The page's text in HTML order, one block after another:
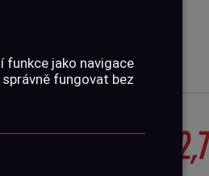
funkce jako navigace
fungovat bez